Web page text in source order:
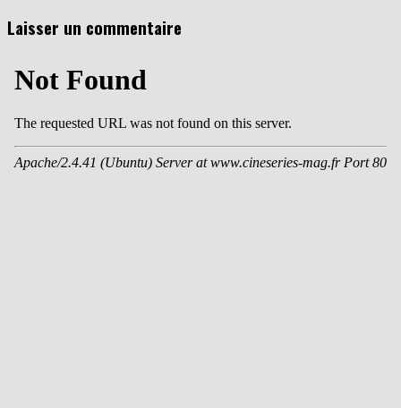
Laisser un commentaire